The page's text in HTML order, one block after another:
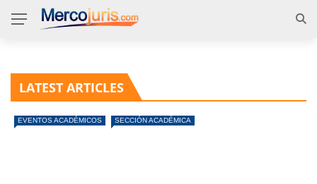
LATEST ARTICLES
EVENTOS ACADÉMICOS SECCIÓN ACADÉMICA